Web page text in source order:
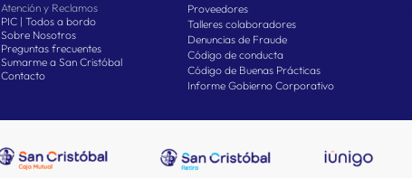
Atención y Reclamos
PIC | Todos a bordo
Sobre Nosotros
Preguntas frecuentes
Sumarme a San Cristóbal
Contacto
Proveedores
Talleres colaboradores
Denuncias de Fraude
Código de conducta
Código de Buenas Prácticas
Informe Gobierno Corporativo